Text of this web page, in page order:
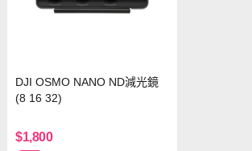
DJI OSMO NANO ND減光鏡
(8 16 32)
$1,800